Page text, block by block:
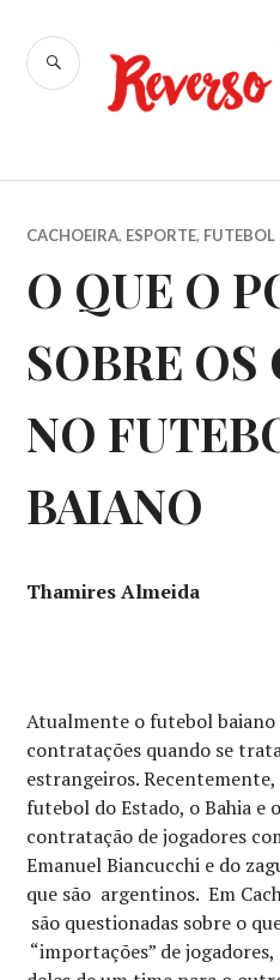
para
conteúdo
BUSCA
CACHOEIRA, ESPORTE, FUTEBOL
O QUE O
SOBRE OS
NO
BAIANO
Thamires Almeida
Atualmente o futebol baiano
contratações quando se
estrangeiros.
futebol do Estado, o Bahia
contratação de jogadores
Emanuel Biancucchi e do
que são argentinos. Em
são questionadas sobre o
“importações” de